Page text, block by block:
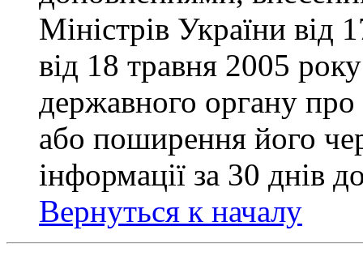
Міністрів України від
від 18 травня 2005
державного органу
або поширення його
інформації за 30 днів
Вернуться к началу